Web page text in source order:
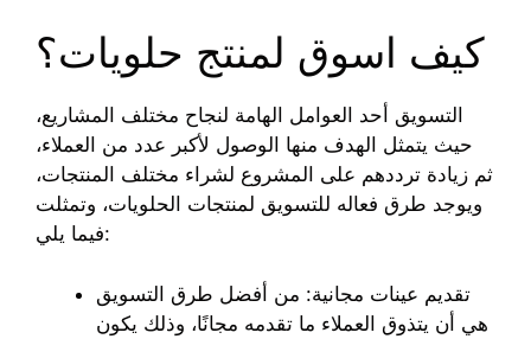
كيف اسوق لمنتج حلويات؟
التسويق أحد العوامل الهامة لنجاح مختلف المشاريع،
حيث يتمثل الهدف منها الوصول لأكبر عدد من العملاء،
ثم زيادة ترددهم على المشروع لشراء مختلف المنتجات،
ويوجد طرق فعاله للتسويق لمنتجات الحلويات، وتمثلت
فيما يلي:
تقديم عينات مجانية: من أفضل طرق التسويق
هي أن يتذوق العملاء ما تقدمه مجانًا، وذلك يكون